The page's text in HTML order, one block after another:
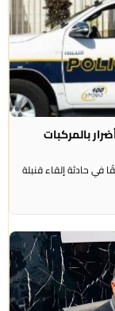
بالمركبات
حادثة إلقاء قنبلة